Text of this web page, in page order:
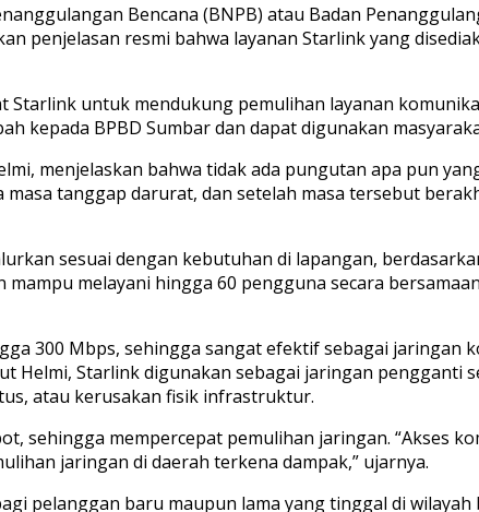
Bencana (BNPB) atau Badan
penjelasan resmi bahwa layanan Starlink yang
untuk mendukung pemulihan layanan
kepada BPBD Sumbar dan dapat digunakan
menjelaskan bahwa tidak ada pungutan apa pun
tanggap darurat, dan setelah masa tersebut
sesuai dengan kebutuhan di lapangan,
melayani hingga 60 pengguna secara
300 Mbps, sehingga sangat efektif sebagai jaringan
Starlink digunakan sebagai jaringan pengganti
atau kerusakan fisik infrastruktur.
sehingga mempercepat pemulihan jaringan. “Akses
jaringan di daerah terkena dampak,” ujarnya.
pelanggan baru maupun lama yang tinggal di